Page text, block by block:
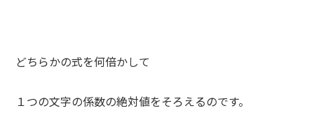
どちらかの式を何倍かして
１つの文字の係数の絶対値をそろえるのです。